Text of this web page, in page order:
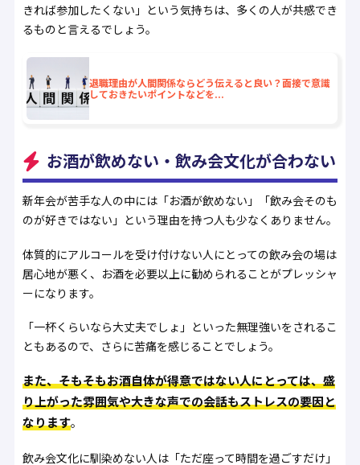
きれば参加したくない」という気持ちは、多くの人が共感でき
るものと言えるでしょう。
退職理由が人間関係ならどう伝えると良い？面接で意識
しておきたいポイントなどを...
お酒が飲めない・飲み会文化が合わない
新年会が苦手な人の中には「お酒が飲めない」「飲み会そのも
のが好きではない」という理由を持つ人も少なくありません。
体質的にアルコールを受け付けない人にとっての飲み会の場は
居心地が悪く、お酒を必要以上に勧められることがプレッシャ
ーになります。
「一杯くらいなら大丈夫でしょ」といった無理強いをされるこ
ともあるので、さらに苦痛を感じることでしょう。
また、そもそもお酒自体が得意ではない人にとっては、盛
り上がった雰囲気や大きな声での会話もストレスの要因と
なります。
飲み会文化に馴染めない人は「ただ座って時間を過ごすだけ」